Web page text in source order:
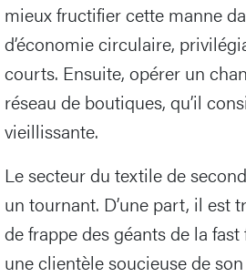
mieux fructifier cette manne
d’économie circulaire,
courts. Ensuite, opérer un
réseau de boutiques, qu’il
vieillissante.
Le secteur du textile de
un tournant. D’une part, il est
de frappe des géants de la
une clientèle soucieuse de